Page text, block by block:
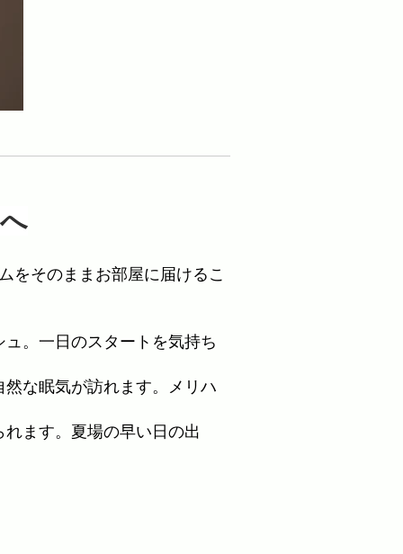
をそのままお部屋に届けるこ
。一日のスタートを気持ち
な眠気が訪れます。メリハ
ます。夏場の早い日の出